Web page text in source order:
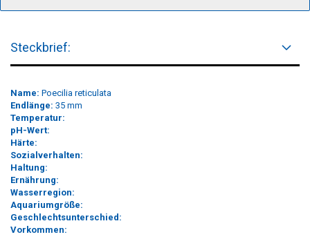
Steckbrief:
Name: Poecilia reticulata
Endlänge: 35 mm
Temperatur:
pH-Wert:
Härte:
Sozialverhalten:
Haltung:
Ernährung:
Wasserregion:
Aquariumgröße:
Geschlechtsunterschied:
Vorkommen: